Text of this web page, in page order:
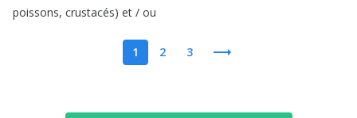
poissons, crustacés) et / ou
1 2 3